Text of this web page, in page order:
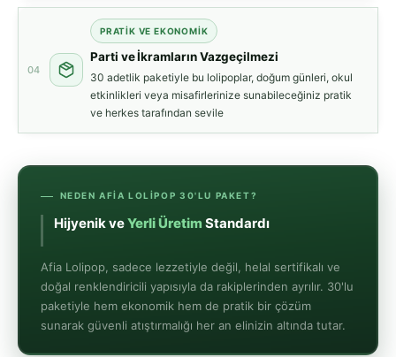
04
PRATİK VE EKONOMİK
Parti ve İkramların Vazgeçilmezi
30 adetlik paketiyle bu lolipoplar, doğum günleri, okul
etkinlikleri veya misafirlerinize sunabileceğiniz pratik
ve herkes tarafından sevile
NEDEN AFIA LOLIPOP 30'LU PAKET?
Hijyenik veYerli Üretim Standa
Afia Lolipop, sadece lezzetiyle değil, helal sertifikalı ve
doğal renklendiricili yapısıyla da rakiplerinden ayrılır. 30'lu
paketiyle hem ekonomik hem de pratik bir çözüm
sunarak güvenli atıştırmalığı her an elinizin altında tutar.